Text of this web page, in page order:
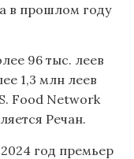
в прошлом году
96 тыс. леев
1,3 млн леев
Food Network
Речан.
год премьер